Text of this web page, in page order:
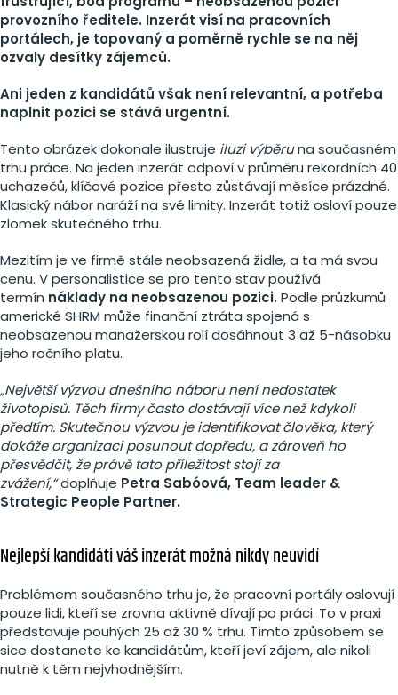
provozního ředitele. Inzerát visí na pracovních
portálech, je topovaný a poměrně rychle se na něj
ozvaly desítky zájemců.
Ani jeden z kandidátů však není relevantní, a potřeba
naplnit pozici se stává urgentní.
Tento obrázek dokonale ilustruje iluzi výběruna současném
trhu práce. Na jeden inzerát odpoví v průměru rekordních 40
uchazečů, klíčové pozice přesto zůstávají měsíce prázdné.
Klasický nábor naráží na své limity. Inzerát totiž osloví pouze
zlomek skutečného trhu.
Mezitím je ve firmě stále neobsazená židle, a ta má svou
cenu. V personalistice se pro tento stav používá
termín náklady na neobsazenou pozici.Podle průzkumů
americké SHRM může finanční ztráta spojená s
neobsazenou manažerskou rolí dosáhnout 3 až 5-násobku
jeho ročního platu.
„Největší výzvou dnešního náboru není nedostatek
životopisů. Těch firmy často dostávají více než kdykoli
předtím. Skutečnou výzvou je identifikovat člověka, který
dokáže organizaci posunout dopředu, a zároveň ho
přesvědčit, že právě tato příležitost stojí za
zvážení,“doplňuje Petra Sabóová, Team leader &
Strategic People Partner.
Nejlepší kandidáti váš inzerát možná nikdy neuvidí
Problémem současného trhu je, že pracovní portály oslovují
pouze lidi, kteří se zrovna aktivně dívají po práci. To v praxi
představuje pouhých 25 až 30 % trhu. Tímto způsobem se
sice dostanete ke kandidátům, kteří jeví zájem, ale nikoli
nutně k těm nejvhodnějším.